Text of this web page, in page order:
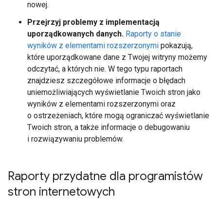
nowej.
Przejrzyj problemy z implementacją
uporządkowanych danych. Raporty o stanie
wyników z elementami rozszerzonymi pokazują,
które uporządkowane dane z Twojej witryny możemy
odczytać, a których nie. W tego typu raportach
znajdziesz szczegółowe informacje o błędach
uniemożliwiających wyświetlanie Twoich stron jako
wyników z elementami rozszerzonymi oraz
o ostrzeżeniach, które mogą ograniczać wyświetlanie
Twoich stron, a także informacje o debugowaniu
i rozwiązywaniu problemów.
Raporty przydatne dla programistów
stron internetowych